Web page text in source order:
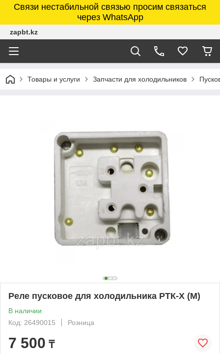
Связи нестабильной связью просим связаться
через WhatsApp
zapbt.kz
Товары и услуги Запчасти для холодильников
Реле пусковое для холодильника РТК-Х (М)
В наличии
Код: 26490015
Розница
7 500 ₸